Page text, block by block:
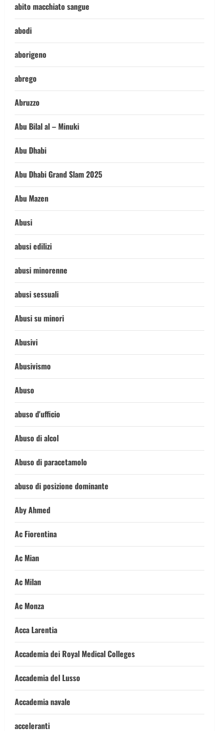
abito macchiato sangue
abodi
aborigeno
abrego
Abruzzo
Abu Bilal al – Minuki
Abu Dhabi
Abu Dhabi Grand Slam 2025
Abu Mazen
Abusi
abusi edilizi
abusi minorenne
abusi sessuali
Abusi su minori
Abusivi
Abusivismo
Abuso
abuso d'ufficio
Abuso di alcol
Abuso di paracetamolo
abuso di posizione dominante
Aby Ahmed
Ac Fiorentina
Ac Mian
Ac Milan
Ac Monza
Acca Larentia
Accademia dei Royal Medical Colleges
Accademia del Lusso
Accademia navale
acceleranti